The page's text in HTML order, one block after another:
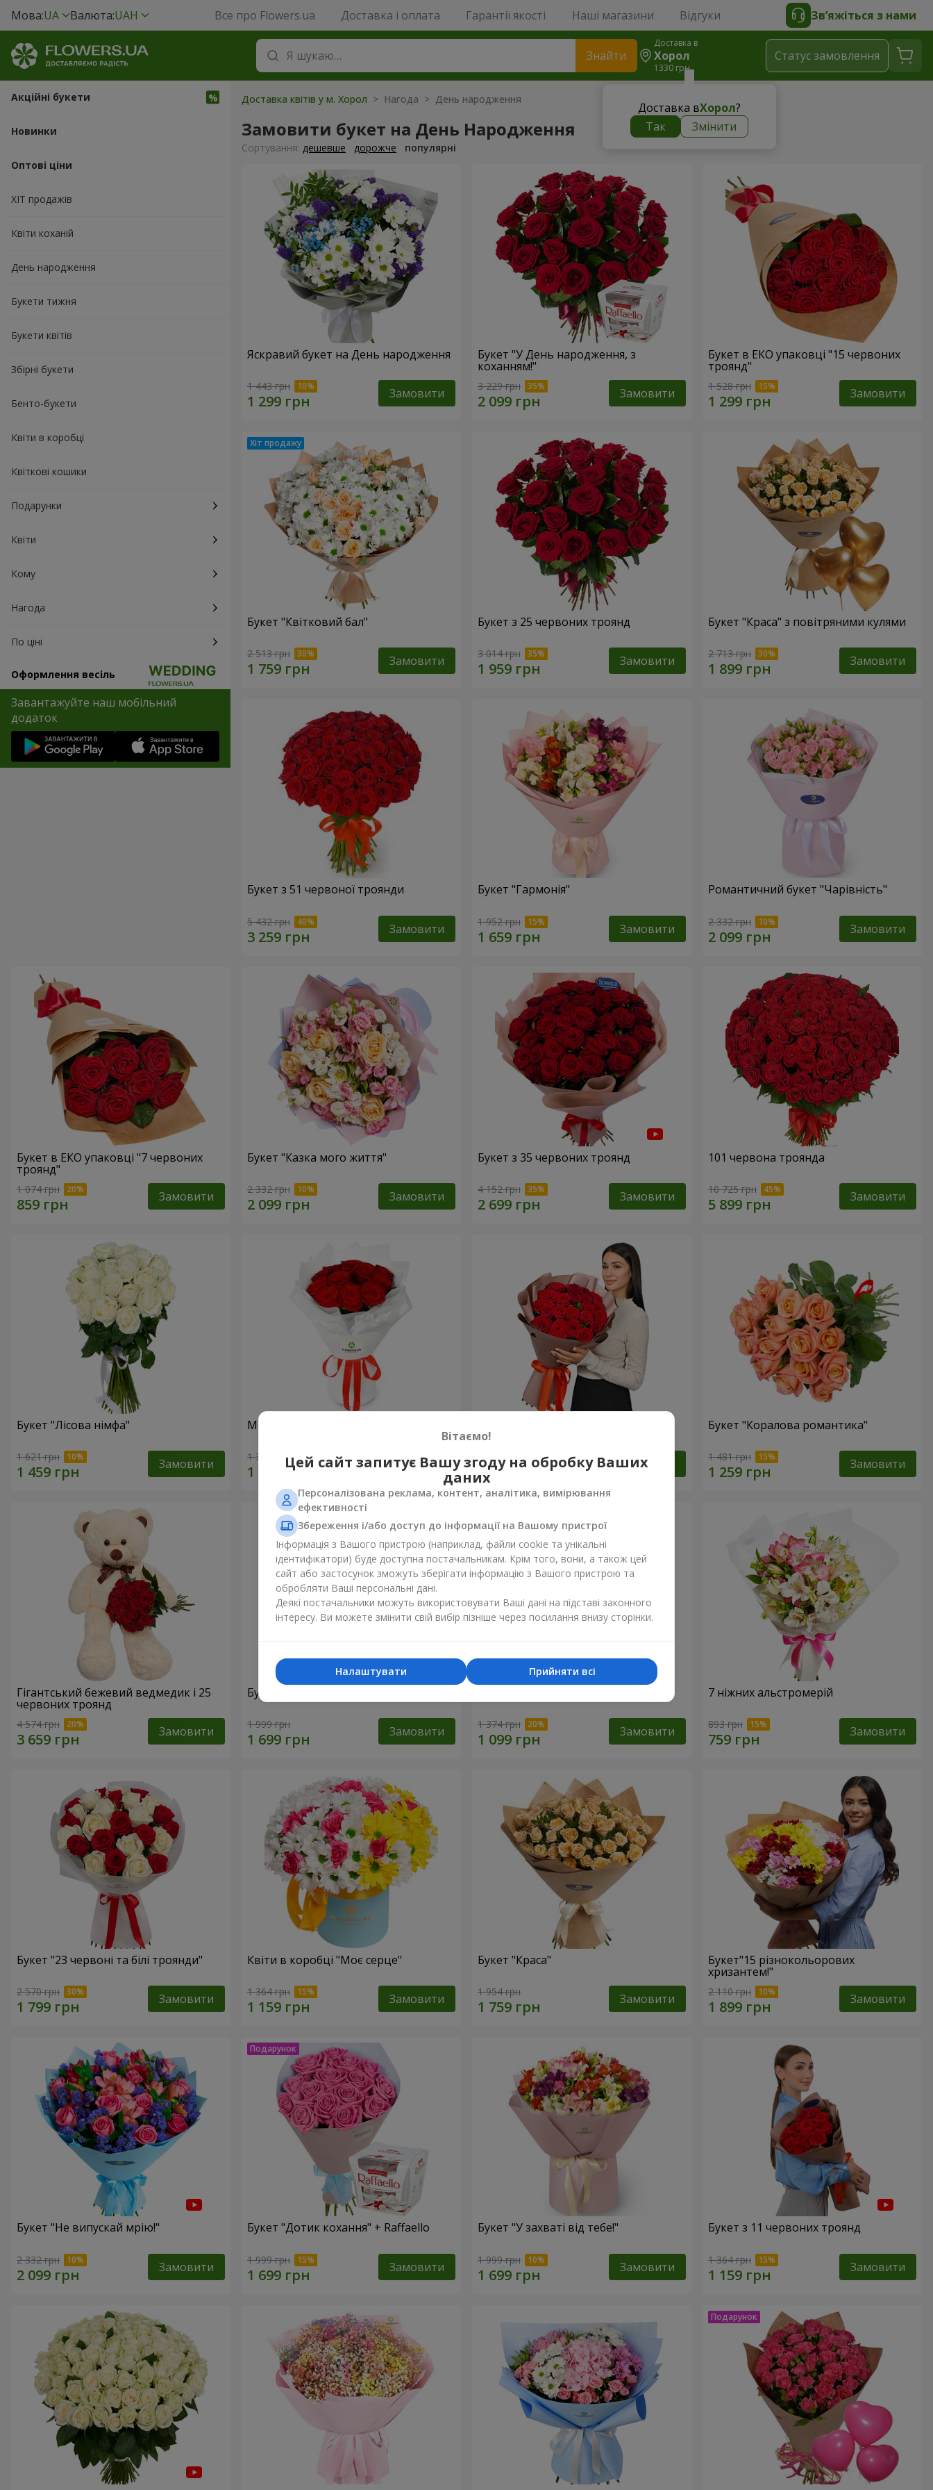
Мова:UA Валюта:UAH Все про Flowers.ua Доставка і оплата Гарантії якості Наші магазини Відгуки Зв’яжіться з нами
Знайти
Доставка в
Хорол
1330 грн
Доставка вХорол?
Так
Змінити
Статус замовлення
Акційні букети
Новинки
Оптові ціни
ХІТ продажів
Квіти коханій
День народження
Букети тижня
Букети квітів
Збірні букети
Бенто-букети
Квіти в коробці
Квіткові кошики
Подарунки
Квіти
Кому
Нагода
По ціні
Оформлення весіль
Завантажуйте наш мобільний
додаток
Доставка квітів у м. Хорол > Нагода > День народження
Замовити букет на День Народження
Сортування: дешевше дорожче популярні
Яскравий букет на День народження
1 443 грн Замовити
Букет "У День народження, з
коханням!"
3 229 грн Замовити
Букет в ЕКО упаковці "15 червоних
троянд"
1 528 грн Замовити
Букет "Квітковий бал"
2 513 грн Замовити
Букет з 25 червоних троянд
3 014 грн Замовити
Букет "Краса" з повітряними кулями
2 713 грн Замовити
Букет з 51 червоної троянди
5 432 грн Замовити
Букет "Гармонія"
1 952 грн Замовити
Романтичний букет "Чарівність"
2 332 грн Замовити
Букет в ЕКО упаковці "7 червоних
троянд"
1 074 грн Замовити
Букет "Казка мого життя"
2 332 грн Замовити
Букет з 35 червоних троянд
4 152 грн Замовити
101 червона троянда
10 725 грн Замовити
Букет "Лісова німфа"
1 621 грн Замовити
Монобукет з 11 червоних троянд
1 374 грн Замовити
троянда!"
2 374 грн Замовити
Букет "Коралова романтика"
1 481 грн Замовити
Гігантський бежевий ведмедик і 25
червоних троянд
4 574 грн Замовити
Букет з 21 кремової троянди
1 999 грн Замовити 1 374 грн Замовити
7 ніжних альстромерій
893 грн Замовити
Букет "23 червоні та білі троянди"
2 570 грн Замовити
Квіти в коробці "Моє серце"
1 364 грн Замовити
Букет "Краса"
1 954 грн Замовити
Букет"15 різнокольорових
хризантем!"
2 110 грн Замовити
Букет "Не випускай мрію!"
2 332 грн Замовити
Букет "Дотик кохання" + Raffaello
1 999 грн Замовити
Букет "У захваті від тебе!"
1 999 грн Замовити
Букет з 11 червоних троянд
1 364 грн Замовити
Вітаємо!
Цей сайт запитує Вашу згоду на обробку Ваших
даних
Персоналізована реклама, контент, аналітика, вимірювання
ефективності
Збереження і/або доступ до інформації на Вашому пристрої
Інформація з Вашого пристрою (наприклад, файли cookie та унікальні
ідентифікатори) буде доступна постачальникам. Крім того, вони, а також цей
сайт або застосунок зможуть зберігати інформацію з Вашого пристрою та
обробляти Ваші персональні дані.
Деякі постачальники можуть використовувати Ваші дані на підставі законного
інтересу. Ви можете змінити свій вибір пізніше через посилання внизу сторінки.
Прийняти всі
Налаштувати